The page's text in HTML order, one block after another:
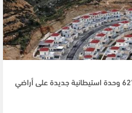
الاحتلال يطرح عطاء لبناء 627 وحدة استيطانية جديدة على أراضي